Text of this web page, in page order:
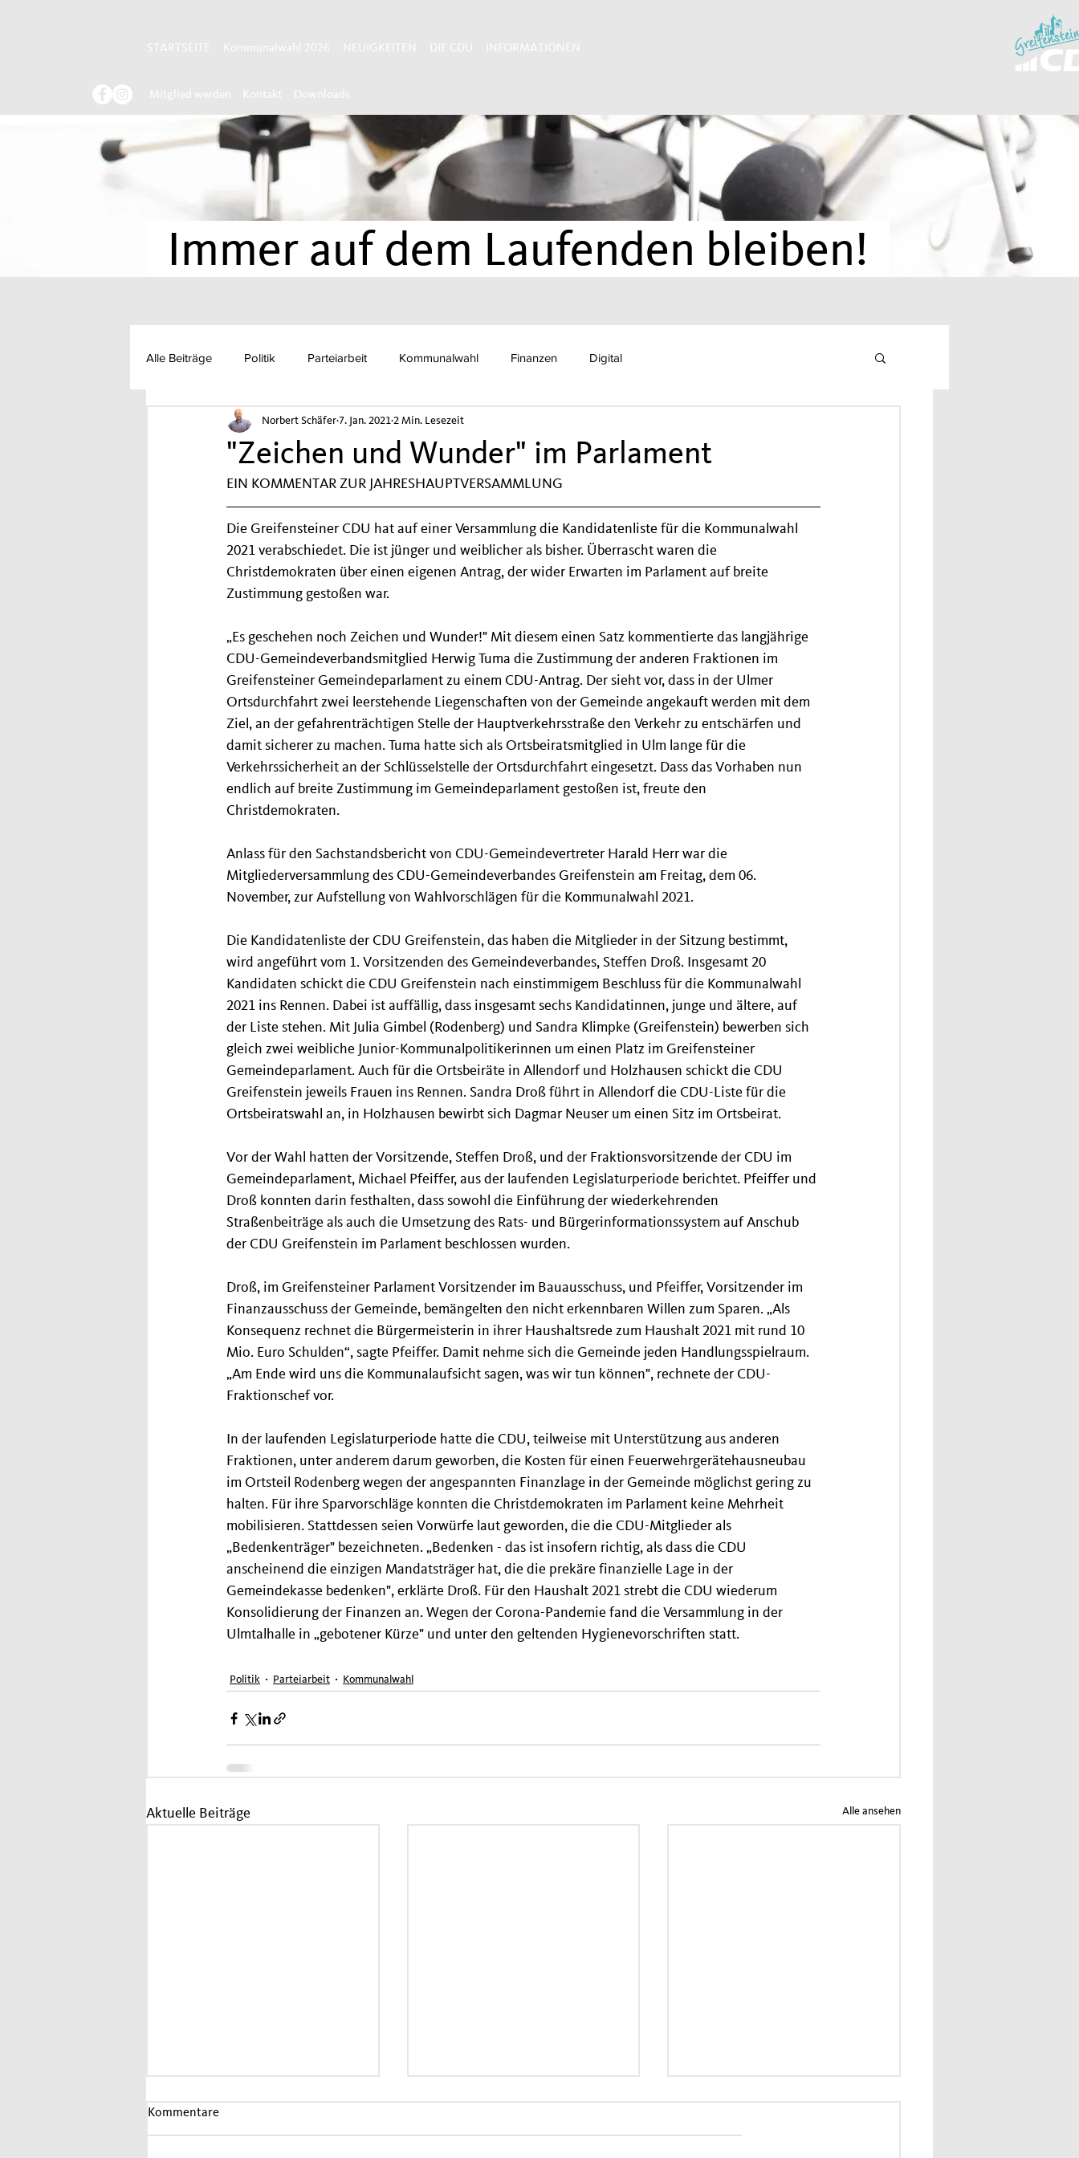
STARTSEITE Kommunalwahl 2026 NEUIGKEITEN DIE CDU INFORMATIONEN
Mitglied werden Kontakt Downloads
Immer auf dem Laufenden bleiben!
Alle Beiträge Politik Parteiarbeit Kommunalwahl Finanzen Digital
"Zeichen und Wunder" im Parlament
Norbert Schäfer7. Jan. 20212 Min. Lesezeit
EIN KOMMENTAR ZUR JAHRESHAUPTVERSAMMLUNG
Die Greifensteiner CDU hat auf einer Versammlung die Kandidatenliste für die Kommunalwahl
2021 verabschiedet. Die ist jünger und weiblicher als bisher. Überrascht waren die
Christdemokraten über einen eigenen Antrag, der wider Erwarten im Parlament auf breite
Zustimmung gestoßen war.
„Es geschehen noch Zeichen und Wunder!" Mit diesem einen Satz kommentierte das langjährige
CDU-Gemeindeverbandsmitglied Herwig Tuma die Zustimmung der anderen Fraktionen im
Greifensteiner Gemeindeparlament zu einem CDU-Antrag. Der sieht vor, dass in der Ulmer
Ortsdurchfahrt zwei leerstehende Liegenschaften von der Gemeinde angekauft werden mit dem
Ziel, an der gefahrenträchtigen Stelle der Hauptverkehrsstraße den Verkehr zu entschärfen und
damit sicherer zu machen. Tuma hatte sich als Ortsbeiratsmitglied in Ulm lange für die
Verkehrssicherheit an der Schlüsselstelle der Ortsdurchfahrt eingesetzt. Dass das Vorhaben nun
endlich auf breite Zustimmung im Gemeindeparlament gestoßen ist, freute den
Christdemokraten.
Anlass für den Sachstandsbericht von CDU-Gemeindevertreter Harald Herr war die
Mitgliederversammlung des CDU-Gemeindeverbandes Greifenstein am Freitag, dem 06.
November, zur Aufstellung von Wahlvorschlägen für die Kommunalwahl 2021.
Die Kandidatenliste der CDU Greifenstein, das haben die Mitglieder in der Sitzung bestimmt,
wird angeführt vom 1. Vorsitzenden des Gemeindeverbandes, Steffen Droß. Insgesamt 20
Kandidaten schickt die CDU Greifenstein nach einstimmigem Beschluss für die Kommunalwahl
2021 ins Rennen. Dabei ist auffällig, dass insgesamt sechs Kandidatinnen, junge und ältere, auf
der Liste stehen. Mit Julia Gimbel (Rodenberg) und Sandra Klimpke (Greifenstein) bewerben sich
gleich zwei weibliche Junior-Kommunalpolitikerinnen um einen Platz im Greifensteiner
Gemeindeparlament. Auch für die Ortsbeiräte in Allendorf und Holzhausen schickt die CDU
Greifenstein jeweils Frauen ins Rennen. Sandra Droß führt in Allendorf die CDU-Liste für die
Ortsbeiratswahl an, in Holzhausen bewirbt sich Dagmar Neuser um einen Sitz im Ortsbeirat.
Vor der Wahl hatten der Vorsitzende, Steffen Droß, und der Fraktionsvorsitzende der CDU im
Gemeindeparlament, Michael Pfeiffer, aus der laufenden Legislaturperiode berichtet. Pfeiffer und
Droß konnten darin festhalten, dass sowohl die Einführung der wiederkehrenden
Straßenbeiträge als auch die Umsetzung des Rats- und Bürgerinformationssystem auf Anschub
der CDU Greifenstein im Parlament beschlossen wurden.
Droß, im Greifensteiner Parlament Vorsitzender im Bauausschuss, und Pfeiffer, Vorsitzender im
Finanzausschuss der Gemeinde, bemängelten den nicht erkennbaren Willen zum Sparen. „Als
Konsequenz rechnet die Bürgermeisterin in ihrer Haushaltsrede zum Haushalt 2021 mit rund 10
Mio. Euro Schulden“, sagte Pfeiffer. Damit nehme sich die Gemeinde jeden Handlungsspielraum.
„Am Ende wird uns die Kommunalaufsicht sagen, was wir tun können", rechnete der CDU-
Fraktionschef vor.
In der laufenden Legislaturperiode hatte die CDU, teilweise mit Unterstützung aus anderen
Fraktionen, unter anderem darum geworben, die Kosten für einen Feuerwehrgerätehausneubau
im Ortsteil Rodenberg wegen der angespannten Finanzlage in der Gemeinde möglichst gering zu
halten. Für ihre Sparvorschläge konnten die Christdemokraten im Parlament keine Mehrheit
mobilisieren. Stattdessen seien Vorwürfe laut geworden, die die CDU-Mitglieder als
„Bedenkenträger" bezeichneten. „Bedenken - das ist insofern richtig, als dass die CDU
anscheinend die einzigen Mandatsträger hat, die die prekäre finanzielle Lage in der
Gemeindekasse bedenken", erklärte Droß. Für den Haushalt 2021 strebt die CDU wiederum
Konsolidierung der Finanzen an. Wegen der Corona-Pandemie fand die Versammlung in der
Ulmtalhalle in „gebotener Kürze" und unter den geltenden Hygienevorschriften statt.
Politik Parteiarbeit Kommunalwahl
Aktuelle Beiträge Alle ansehen
Kommentare